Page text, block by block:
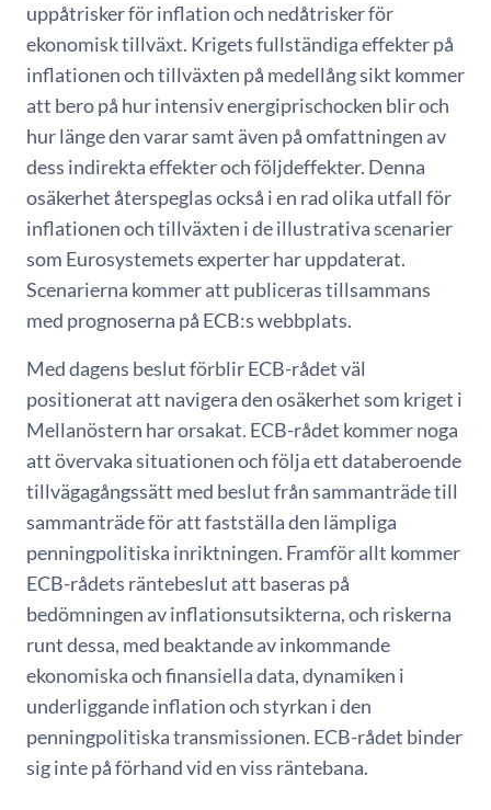
uppåtrisker för inflation och nedåtrisker för
ekonomisk tillväxt. Krigets fullständiga effekter på
inflationen och tillväxten på medellång sikt kommer
att bero på hur intensiv energiprischocken blir och
hur länge den varar samt även på omfattningen av
dess indirekta effekter och följdeffekter. Denna
osäkerhet återspeglas också i en rad olika utfall för
inflationen och tillväxten i de illustrativa scenarier
som Eurosystemets experter har uppdaterat.
Scenarierna kommer att publiceras tillsammans
med prognoserna på ECB:s webbplats.
Med dagens beslut förblir ECB-rådet väl
positionerat att navigera den osäkerhet som kriget i
Mellanöstern har orsakat. ECB-rådet kommer noga
att övervaka situationen och följa ett databeroende
tillvägagångssätt med beslut från sammanträde till
sammanträde för att fastställa den lämpliga
penningpolitiska inriktningen. Framför allt kommer
ECB-rådets räntebeslut att baseras på
bedömningen av inflationsutsikterna, och riskerna
runt dessa, med beaktande av inkommande
ekonomiska och finansiella data, dynamiken i
underliggande inflation och styrkan i den
penningpolitiska transmissionen. ECB-rådet binder
sig inte på förhand vid en viss räntebana.